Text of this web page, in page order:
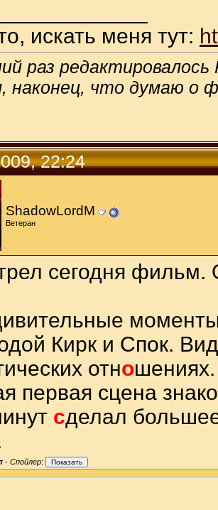
искать меня тут:
раз
наконец, что думаю о
22:24
ShadowLordM
Ветеран
сегодня фильм.
Кирк и Спок.
отношениях.
первая сцена
сделал
- Спойлер: